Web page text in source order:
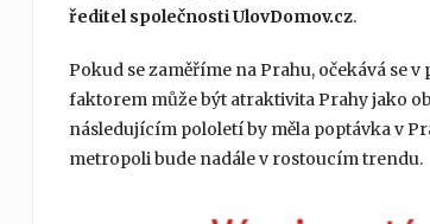
ředitel společnosti UlovDomov.cz.
Pokud se zaměříme na Prahu, očekává
faktorem může být atraktivita Prahy jako
následujícím pololetí by měla poptávka v
metropoli bude nadále v rostoucím trendu.